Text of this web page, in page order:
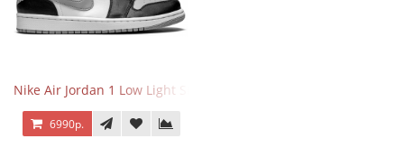
Nike Air Jordan 1 Low Light Smoke Grey
6990р.